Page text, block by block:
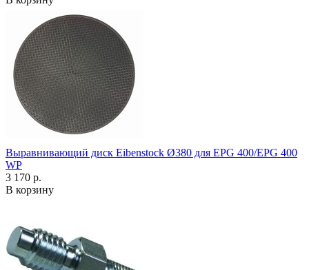
Выравнивающий диск Eibenstock Ø380 для EPG 400/EPG 400
WP
3 170 р.
В корзину